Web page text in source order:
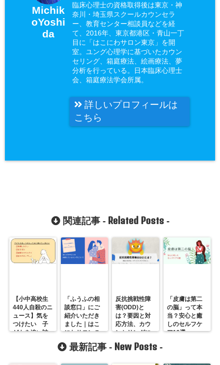
Michik
oYoshi
da
臨床心理士の資格取得後は東京・神
奈川・埼玉県スクールカウンセラ
ー、教育センター相談員などを経
て、2016年、東京都港区・青山一丁
目に「はこにわサロン東京」を開
室。ユング心理学に基づいたカウン
セリング、箱庭療法、絵画療法、夢
分析を行っている。日本臨床心理士
会、箱庭療法学会所属。
詳しいプロフィールは
こちら
関連記事 - Related Posts-
【小中高校生
440人自殺のニ
ュース】気を
つけたい 子
どもを追い詰
「ふうふの相
談窓口」にご
紹介いただき
ました｜はこ
にわサロンの
夫婦カウンセ
リングについ
反抗挑戦性障
害(ODD)と
は？要因と対
応方法、カウ
ンセリングに
できること
「皮膚は第二
の脳」って本
当？安心と癒
しのセルフケ
ア10選
最新記事 - New Posts -